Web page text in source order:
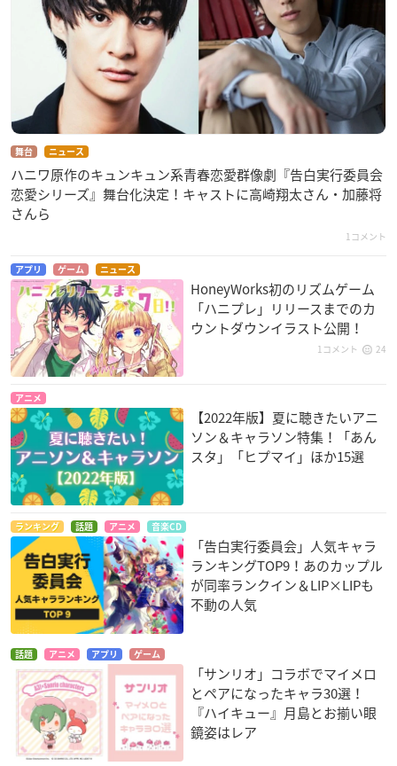
舞台 ニュース
ハニワ原作のキュンキュン系青春恋愛群像劇『告白実行委員会
恋愛シリーズ』舞台化決定！キャストに高崎翔太さん・加藤将
さんら
1コメント
アプリ ゲーム ニュース
HoneyWorks初のリズムゲーム
「ハニプレ」リリースまでのカ
ウントダウンイラスト公開！
1コメント 24
アニメ
【2022年版】夏に聴きたいアニ
ソン＆キャラソン特集！「あん
スタ」「ヒプマイ」ほか15選
ランキング 話題 アニメ 音楽CD
「告白実行委員会」人気キャラ
ランキングTOP9！あのカップル
が同率ランクイン＆LIP×LIPも
不動の人気
話題 アニメ アプリ ゲーム
「サンリオ」コラボでマイメロ
とペアになったキャラ30選！
『ハイキュー』月島とお揃い眼
鏡姿はレア